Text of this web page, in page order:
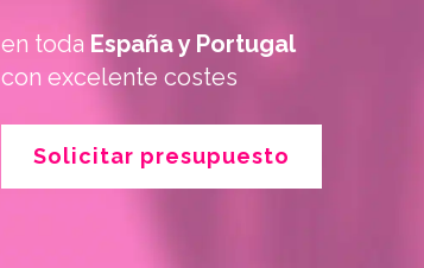
en toda España y Portugal
con excelente costes
Solicitar presupuesto